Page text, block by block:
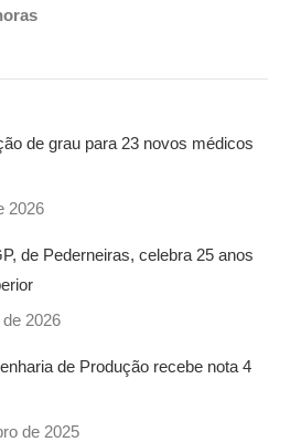
de grau para 23 novos médicos
2026
de Pederneiras, celebra 25 anos
2026
de Produção recebe nota 4
de 2025